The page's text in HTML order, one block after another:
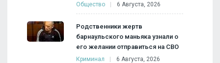
Общество 6 Августа, 2026
Родственники жертв
барнаульского маньяка узнали о
его желании отправиться на СВО
Криминал 6 Августа, 2026